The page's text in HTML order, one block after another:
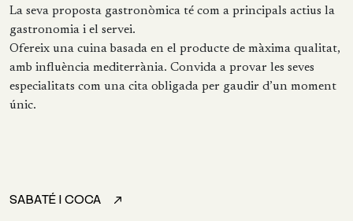
La seva proposta gastronòmica té com a principals actius la
gastronomia i el servei.
Ofereix una cuina basada en el producte de màxima qualitat,
amb influència mediterrània. Convida a provar les seves
especialitats com una cita obligada per gaudir d’un moment
únic.
SABATÉ I COCA